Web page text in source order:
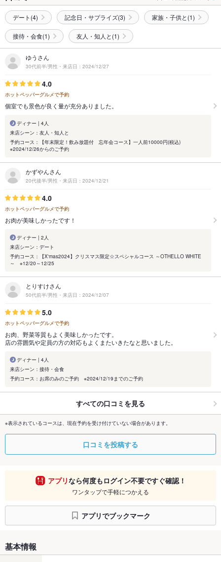
デート(4) 記念日・サプライズ(3) 家族・子供と(1)
接待・会食(1) 友人・知人と(1)
ゆうさん
30代前半/男性・来店日：2024/12/27
4.0
ホットペッパーグルメで予約
個室でも景色が良く量が充分ありました。
ディナー | 4人
来店シーン：友人・知人と
予約コース：【年末限定！飲み放題付 忘年会コース】一人前10000円(税込)
※2024/12/26からのご予約
かずやんさん
20代後半/男性・来店日：2024/12/21
4.0
ホットペッパーグルメで予約
お肉が美味しかったです！
ディナー | 2人
来店シーン：デート
予約コース：【X'mas2024】クリスマス限定☆スペシャルコース ～OTHELLO WHITE
～ ※12/20～12/25
とりすけさん
50代前半/男性・来店日：2024/12/07
5.0
ホットペッパーグルメで予約
お肉、野菜等質もよく美味しかったです。
店の雰囲気や定員の方の対応もよくまたいきたなと思いました。
ディナー | 4人
来店シーン：接待・会食
予約コース：お席のみのご予約 ※2024/12/19までのご予約
すべての口コミを見る
※表示されているコースは、現在予約を受け付けていない場合があります。
口コミを投稿する
アプリなら何度もログイン不要ですぐ確認！
ワンタップで手軽につかえる
アプリでブックマーク
基本情報